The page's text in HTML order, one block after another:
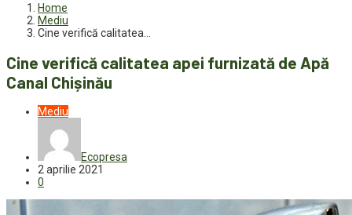
Home
Mediu
Cine verifică calitatea…
Cine verifică calitatea apei furnizată de Apă
Canal Chișinău
Mediu
Ecopresa
2 aprilie 2021
0